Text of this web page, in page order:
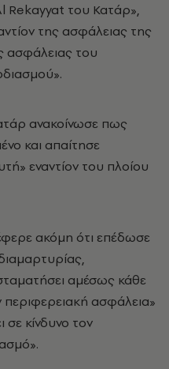
Rekayyat του Κατάρ»,
της ασφάλειας της
ασφάλειας του
ανακοίνωσε πως
και απαίτησε
εναντίον του πλοίου
ακόμη ότι επέδωσε
αμέσως κάθε
περιφερειακή ασφάλεια»
σε κίνδυνο τον